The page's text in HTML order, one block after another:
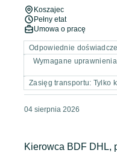
Koszajec
Pełny etat
Umowa o pracę
Odpowiednie
Wymagane
Zasięg transportu: Tylko
04 sierpnia 2026
Kierowca BDF DHL,